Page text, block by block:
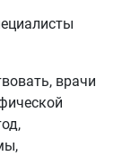
врачи